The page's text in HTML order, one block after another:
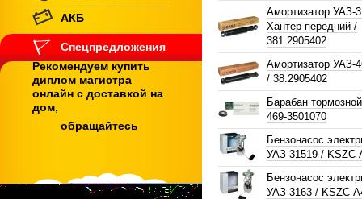
Амортизатор УАЗ-
Хантер передний /
381.2905402
Амортизатор УАЗ-
/ 38.2905402
Барабан
469-3501070
Бензонасос
УАЗ-31519 / KSZC-
Бензонасос
УАЗ-3163 / KSZC-
АКБ
Спецпредложения
Рекомендуем купить
диплом магистра
онлайн с доставкой на
дом,
обращайтесь